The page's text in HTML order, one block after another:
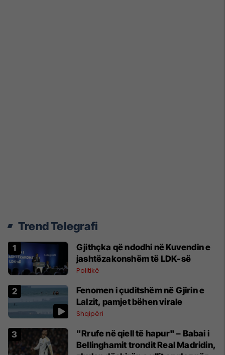
Trend Telegrafi
Gjithçka që ndodhi në Kuvendin e
jashtëzakonshëm të LDK-së
Politikë
Fenomen i çuditshëm në Gjirin e
Lalzit, pamjet bëhen virale
Shqipëri
"Rrufe në qiell të hapur" – Babai i
Bellinghamit trondit Real Madridin,